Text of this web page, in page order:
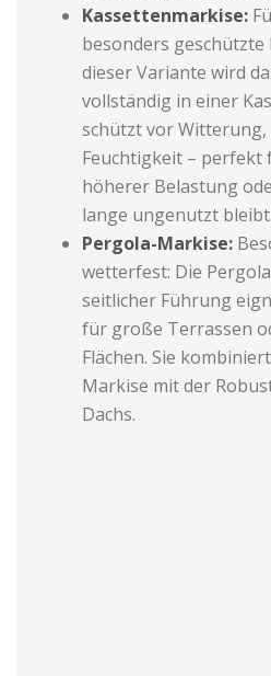
Kassettenmarkise:
besonders geschützte
dieser Variante wird
vollständig in einer
schützt vor Witterung,
Feuchtigkeit –
höherer Belastung
lange ungenutzt bleibt.
Pergola-Markise:
wetterfest: Die
seitlicher Führung
für große Terrassen
Flächen. Sie
Markise mit der
Dachs.